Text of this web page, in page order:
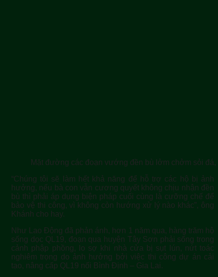
Mặt đường các đoạn vướng đền bù lởm chởm sỏi đá,
“Chúng tôi sẽ làm hết khả năng để hỗ trợ các hộ bị ảnh
hưởng, nếu bà con vẫn cương quyết không chịu nhận đền
bù thì phải áp dụng biện pháp cuối cùng là cưỡng chế để
bảo vệ thi công, vì không còn hướng xử lý nào khác”, ông
Khánh cho hay.
Như Lao Động đã phản ánh, hơn 1 năm qua, hàng trăm hộ
sống dọc QL19, đoạn qua huyện Tây Sơn phải sống trong
cảnh phập phồng, lo sợ khi nhà cửa bị sụt lún, nứt toác
nghiêm trọng do ảnh hưởng bởi việc thi công dự án cải
tạo, nâng cấp QL19 nối Bình Định – Gia Lai.